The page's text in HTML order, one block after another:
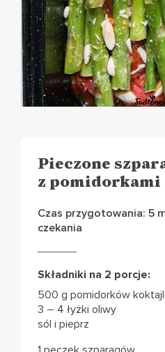
Pieczone
z pomidorkami
Czas przygotowania: 5
czekania
Składniki na 2 porcje:
500 g pomidorków
3 – 4 łyżki oliwy
sól i pieprz